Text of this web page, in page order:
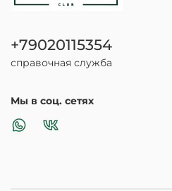
+79020115354
справочная служба
Мы в соц. сетях